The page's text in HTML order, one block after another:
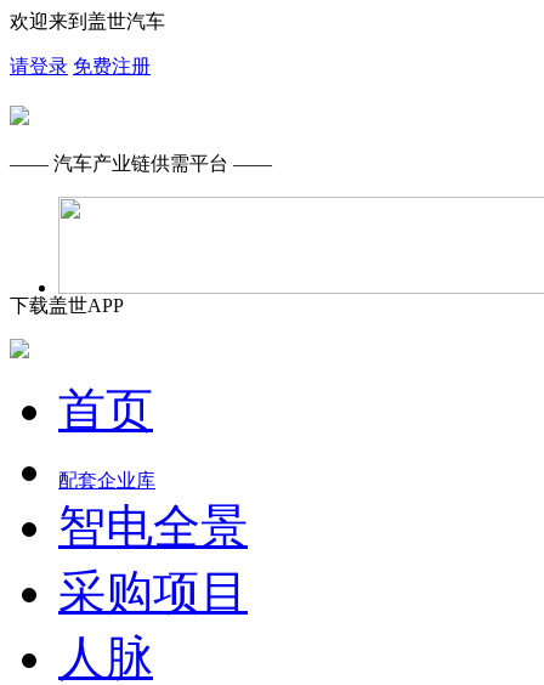
欢迎来到盖世汽车
请登录 免费注册
—— 汽车产业链供需平台 ——
下载盖世APP
首页
配套企业库
智电全景
采购项目
人脉